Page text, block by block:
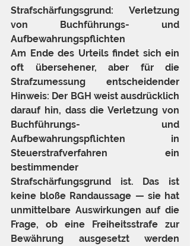
Strafschärfungsgrund: Verletzung
von Buchführungs- und
Aufbewahrungspflichten
Am Ende des Urteils findet sich ein
oft übersehener, aber für die
Strafzumessung entscheidender
Hinweis: Der BGH weist ausdrücklich
darauf hin, dass die Verletzung von
Buchführungs- und
Aufbewahrungspflichten in
Steuerstrafverfahren ein
bestimmender
Strafschärfungsgrund ist. Das ist
keine bloße Randaussage — sie hat
unmittelbare Auswirkungen auf die
Frage, ob eine Freiheitsstrafe zur
Bewährung ausgesetzt werden